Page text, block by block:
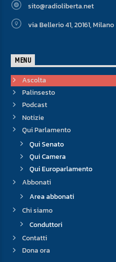
sito@radioliberta.net
via Bellerio 41, 20161, Milano
MENU
Ascolta
Palinsesto
Podcast
Notizie
Qui Parlamento
Qui Senato
Qui Camera
Qui Europarlamento
Abbonati
Area abbonati
Chi siamo
Conduttori
Contatti
Dona ora